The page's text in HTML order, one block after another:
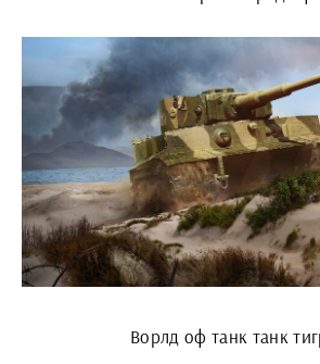
Ворлд оф танк танк